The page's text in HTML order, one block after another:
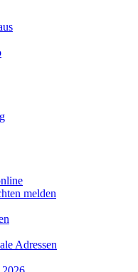
melden
Adressen